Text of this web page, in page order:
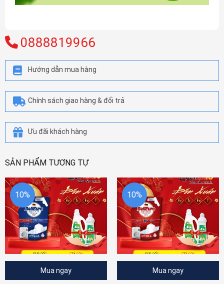
0888819966
Hướng dẫn mua hàng
Chính sách giao hàng & đổi trả
Ưu đãi khách hàng
SẢN PHẨM TƯƠNG TỰ
10%
Mua ngay
10%
Mua ngay